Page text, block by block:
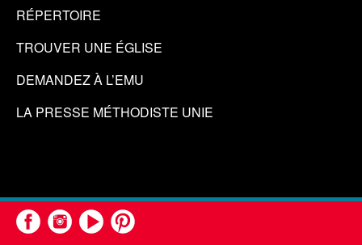
RÉPERTOIRE
TROUVER UNE ÉGLISE
DEMANDEZ À L’EMU
LA PRESSE MÉTHODISTE UNIE